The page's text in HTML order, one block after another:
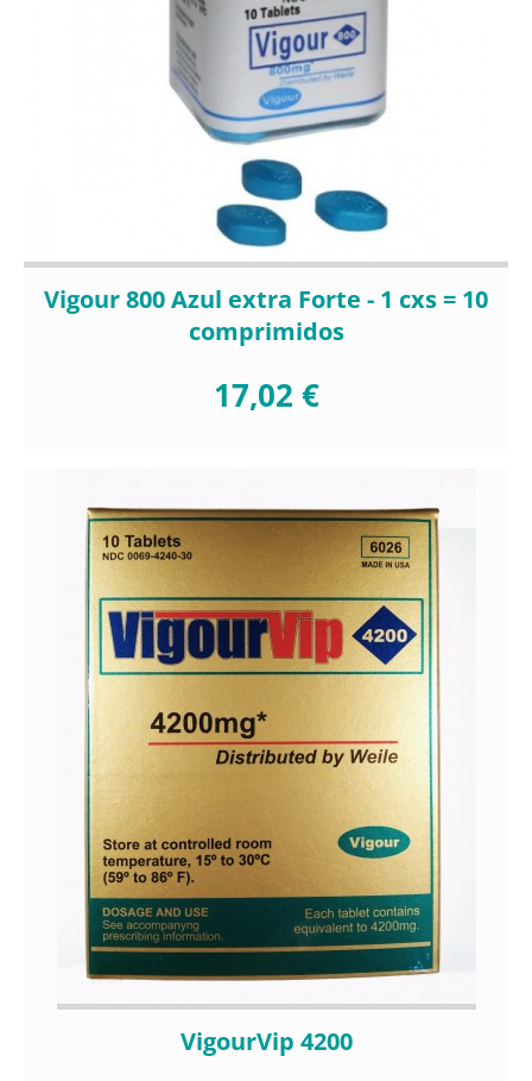
Vigour 800 Azul extra Forte - 1 cxs = 10
comprimidos
17,02 €
VigourVip 4200